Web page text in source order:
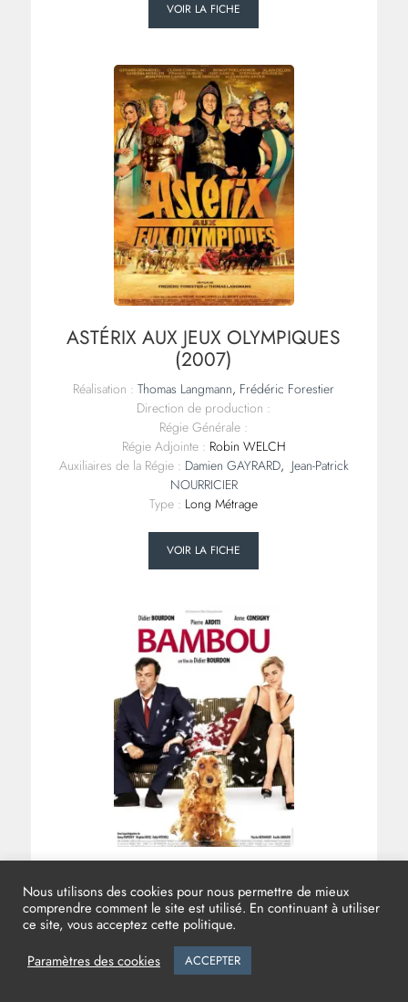
VOIR LA FICHE
ASTÉRIX AUX JEUX OLYMPIQUES
(2007)
Réalisation : Thomas Langmann, Frédéric Forestier
Direction de production :
Régie Générale :
Régie Adjointe : Robin WELCH
Auxiliaires de la Régie : Damien GAYRARD, Jean-Patrick
NOURRICIER
Type : Long Métrage
VOIR LA FICHE
BAMBOU (2008)
Réalisation : Didier BOURDON
Direction de production :Bruno MORIN
Régie Générale : Philippe MORLIER
Régie Adjoint : Gwénaël CAMUZARD
Nous utilisons des cookies pour nous permettre de mieux
comprendre comment le site est utilisé. En continuant à utiliser
ce site, vous acceptez cette politique.
Paramètres des cookies
ACCEPTER